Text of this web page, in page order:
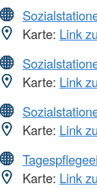
Karte: Link
Karte: Link
Karte: Link
Karte: Link